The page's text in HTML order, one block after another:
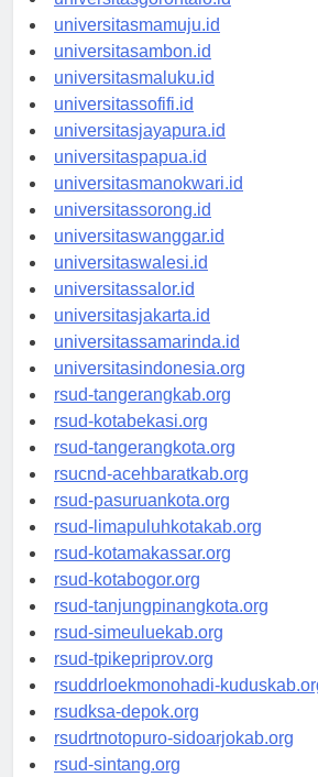
universitasgorontalo.id
universitasmamuju.id
universitasambon.id
universitasmaluku.id
universitassofifi.id
universitasjayapura.id
universitaspapua.id
universitasmanokwari.id
universitassorong.id
universitaswanggar.id
universitaswalesi.id
universitassalor.id
universitasjakarta.id
universitassamarinda.id
universitasindonesia.org
rsud-tangerangkab.org
rsud-kotabekasi.org
rsud-tangerangkota.org
rsucnd-acehbaratkab.org
rsud-pasuruankota.org
rsud-limapuluhkotakab.org
rsud-kotamakassar.org
rsud-kotabogor.org
rsud-tanjungpinangkota.org
rsud-simeuluekab.org
rsud-tpikepriprov.org
rsuddrloekmonohadi-kuduskab.org
rsudksa-depok.org
rsudrtnotopuro-sidoarjokab.org